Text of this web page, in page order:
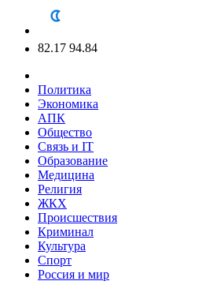
82.17 94.84
Политика
Экономика
АПК
Общество
Связь и IT
Образование
Медицина
Религия
ЖКХ
Происшествия
Криминал
Культура
Спорт
Россия и мир